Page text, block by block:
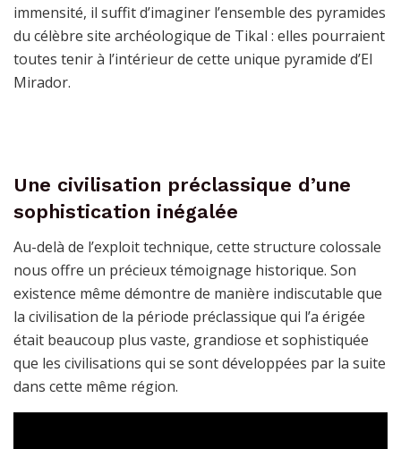
immensité, il suffit d’imaginer l’ensemble des pyramides
du célèbre site archéologique de Tikal : elles pourraient
toutes tenir à l’intérieur de cette unique pyramide d’El
Mirador.
Une civilisation préclassique d’une
sophistication inégalée
Au-delà de l’exploit technique, cette structure colossale
nous offre un précieux témoignage historique. Son
existence même démontre de manière indiscutable que
la civilisation de la période préclassique qui l’a érigée
était beaucoup plus vaste, grandiose et sophistiquée
que les civilisations qui se sont développées par la suite
dans cette même région.